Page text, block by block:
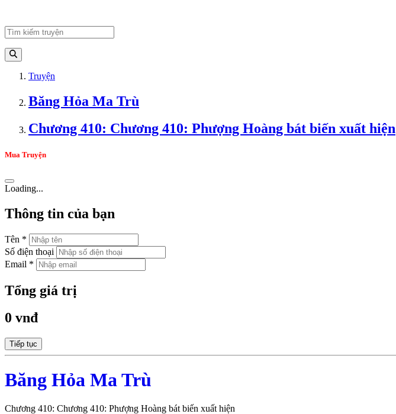
Truyện
Băng Hỏa Ma Trù
Chương 410: Chương 410: Phượng Hoàng bát biến xuất hiện
Mua Truyện
Loading...
Thông tin của bạn
Tên *
Số điện thoại
Email *
Tổng giá trị
0 vnđ
Tiếp tục
Băng Hỏa Ma Trù
Chương 410: Chương 410: Phượng Hoàng bát biến xuất hiện